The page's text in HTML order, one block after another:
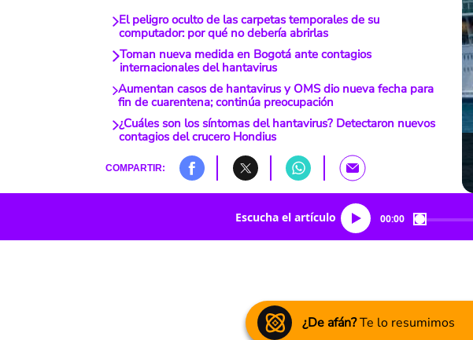
El peligro oculto de las carpetas temporales de su
computador: por qué no debería abrirlas
Toman nueva medida en Bogotá ante contagios
internacionales del hantavirus
Aumentan casos de hantavirus y OMS dio nueva fecha para
fin de cuarentena; continúa preocupación
¿Cuáles son los síntomas del hantavirus? Detectaron nuevos
contagios del crucero Hondius
COMPARTIR:
Escucha el artículo 00:00
¿De afán?Te lo resumimos